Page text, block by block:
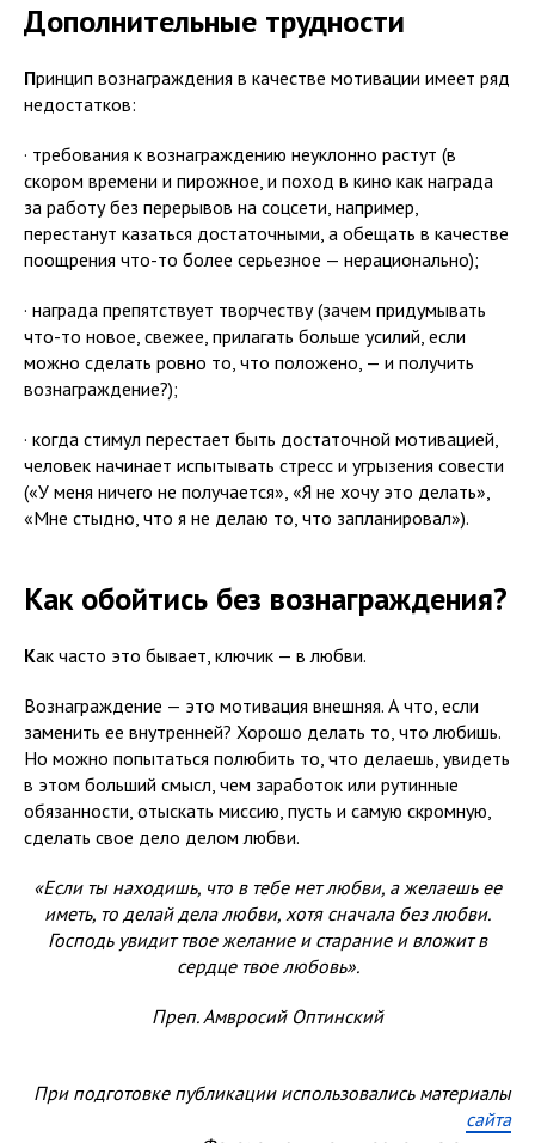
Дополнительные трудности
Принцип вознаграждения в качестве мотивации имеет ряд
недостатков:
· требования к вознаграждению неуклонно растут (в
скором времени и пирожное, и поход в кино как награда
за работу без перерывов на соцсети, например,
перестанут казаться достаточными, а обещать в качестве
поощрения что-то более серьезное — нерационально);
· награда препятствует творчеству (зачем придумывать
что-то новое, свежее, прилагать больше усилий, если
можно сделать ровно то, что положено, — и получить
вознаграждение?);
· когда стимул перестает быть достаточной мотивацией,
человек начинает испытывать стресс и угрызения совести
(«У меня ничего не получается», «Я не хочу это делать»,
«Мне стыдно, что я не делаю то, что запланировал»).
Как обойтись без вознаграждения?
Как часто это бывает, ключик — в любви.
Вознаграждение — это мотивация внешняя. А что, если
заменить ее внутренней? Хорошо делать то, что любишь.
Но можно попытаться полюбить то, что делаешь, увидеть
в этом больший смысл, чем заработок или рутинные
обязанности, отыскать миссию, пусть и самую скромную,
сделать свое дело делом любви.
«Если ты находишь, что в тебе нет любви, а желаешь ее
иметь, то делай дела любви, хотя сначала без любви.
Господь увидит твое желание и старание и вложит в
сердце твое любовь».
Преп. Амвросий Оптинский
При подготовке публикации использовались материалы
сайта